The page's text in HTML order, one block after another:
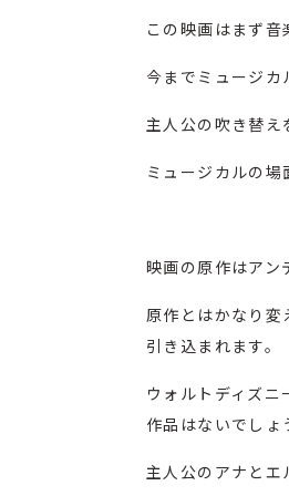
この映画はまず音
今までミュージカ
主人公の吹き替え
ミュージカルの場
映画の原作はアン
原作とはかなり変
引き込まれます。
ウォルトディズ
作品はないでしょ
主人公のアナとエ